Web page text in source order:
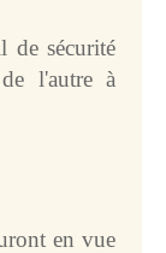
de sécurité
l'autre à
en vue